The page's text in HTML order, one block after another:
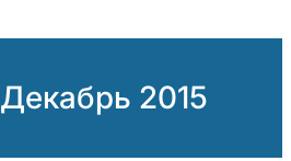
Декабрь 2015